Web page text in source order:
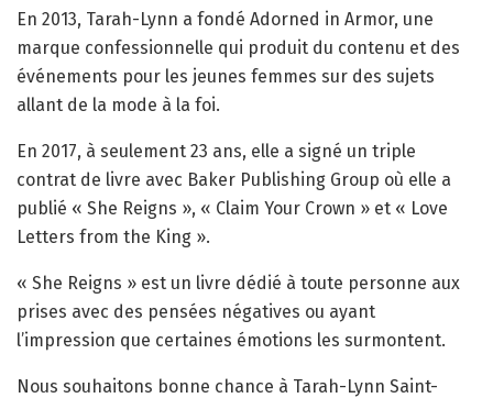
En 2013, Tarah-Lynn a fondé Adorned in Armor, une
marque confessionnelle qui produit du contenu et des
événements pour les jeunes femmes sur des sujets
allant de la mode à la foi.
En 2017, à seulement 23 ans, elle a signé un triple
contrat de livre avec Baker Publishing Group où elle a
publié « She Reigns », « Claim Your Crown » et « Love
Letters from the King ».
« She Reigns » est un livre dédié à toute personne aux
prises avec des pensées négatives ou ayant
l’impression que certaines émotions les surmontent.
Nous souhaitons bonne chance à Tarah-Lynn Saint-